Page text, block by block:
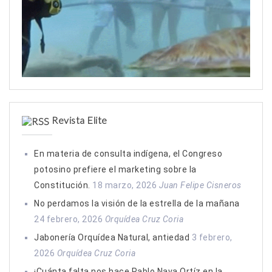
Revista Elite
En materia de consulta indígena, el Congreso
potosino prefiere el marketing sobre la
Constitución. 18 marzo, 2026 Juan Felipe Cisneros
No perdamos la visión de la estrella de la mañana
24 febrero, 2026 Orquídea Cruz Coria
Jabonería Orquídea Natural, antiedad 3 febrero,
2026 Orquídea Cruz Coria